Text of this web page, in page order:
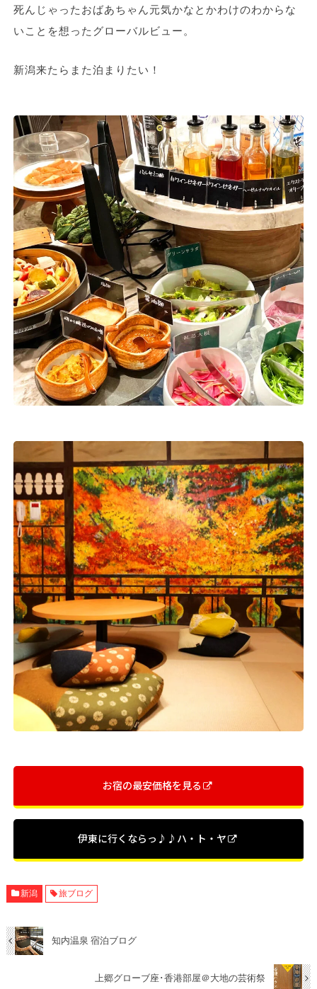
死んじゃったおばあちゃん元気かなとかわけのわからな
いことを想ったグローバルビュー。
新潟来たらまた泊まりたい！
お宿の最安価格を見る
伊東に行くならっ♪♪ハ・ト・ヤ
新潟 旅ブログ
知内温泉 宿泊ブログ
上郷グローブ座･香港部屋＠大地の芸術祭